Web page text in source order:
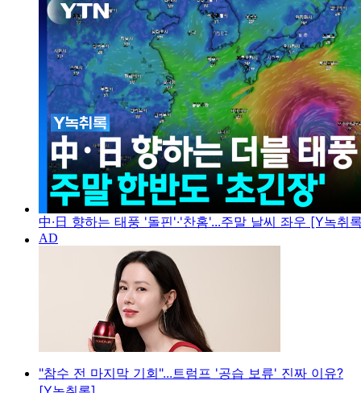
中·日 향하는 태풍 '돌핀'·'찬홈'...주말 날씨 좌우 [Y녹취
"참수 전 마지막 기회"...트럼프 '공습 보류' 진짜 이유?